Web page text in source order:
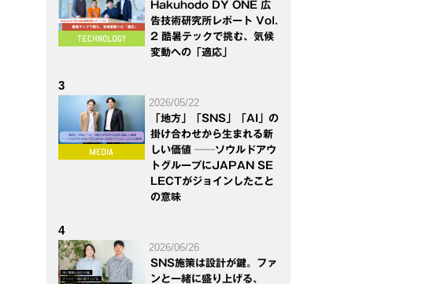
Hakuhodo DY ONE 広
告技術研究所レポート Vol.
2 酷暑テックで挑む、気候
変動への「適応」
3
2026/05/22
「地方」「SNS」「AI」の
掛け合わせから生まれる新
しい価値 ──ソウルドアウ
トグループにJAPAN SE
LECTがジョインしたこと
の意味
4
2026/06/26
SNS施策は設計が鍵。ファ
ンと一緒に盛り上げる、